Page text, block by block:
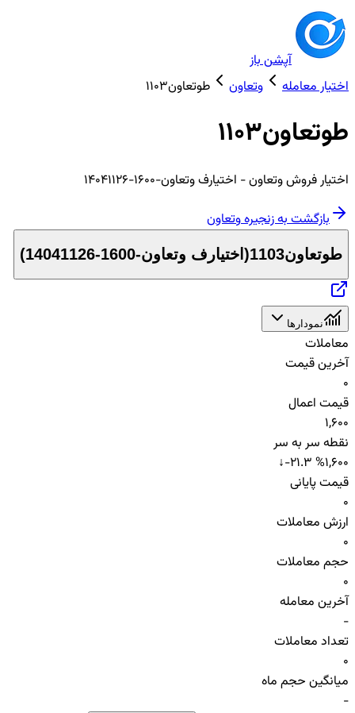
آپشن باز
اختیار معامله
وتعاون طوتعاون1103
طوتعاون1103
اختیارفروشوتعاون- اختیارف وتعاون-1600-14041126
بازگشت به زنجیرهوتعاون
طوتعاون1103 ( اختیارف وتعاون-1600-14041126 )
نمودارها
معاملات
آخرین قیمت
0
قیمت اعمال
1,600
نقطه سر به سر
1,600
↓-21.3 %
قیمت پایانی
0
ارزش معاملات
0
حجم معاملات
0
آخرین معامله
-
تعداد معاملات
0
میانگین حجم ماه
-